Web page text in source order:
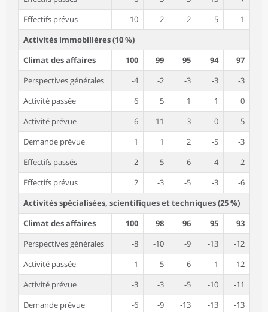
Effectifs prévus
10 2 2 5
-1
Activités immobilières (10 %)
Climat des affaires
100 99 95 94
97
Perspectives générales
-4 -2 -3 -3
-3
Activité passée
6 5 1 1
0
Activité prévue
6 11 3 0
5
Demande prévue
1 1 2 -5
-3
Effectifs passés
2 -5 -6 -4
2
Effectifs prévus
2 -3 -5 -3
-6
Activités spécialisées, scientifiques et techniques (25 %)
Climat des affaires
100 98 96 95
93
Perspectives générales
-8 -10 -9 -13
-12
Activité passée
-1 -5 -6 -1
-12
Activité prévue
-3 -3 -5 -10
-11
Demande prévue
-6 -9 -13 -13
-13